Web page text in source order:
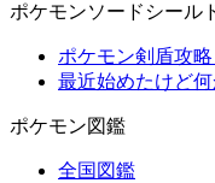
ポケモンソードシール
ポケモン剣盾攻
最近始めたけど
ポケモン図鑑
全国図鑑